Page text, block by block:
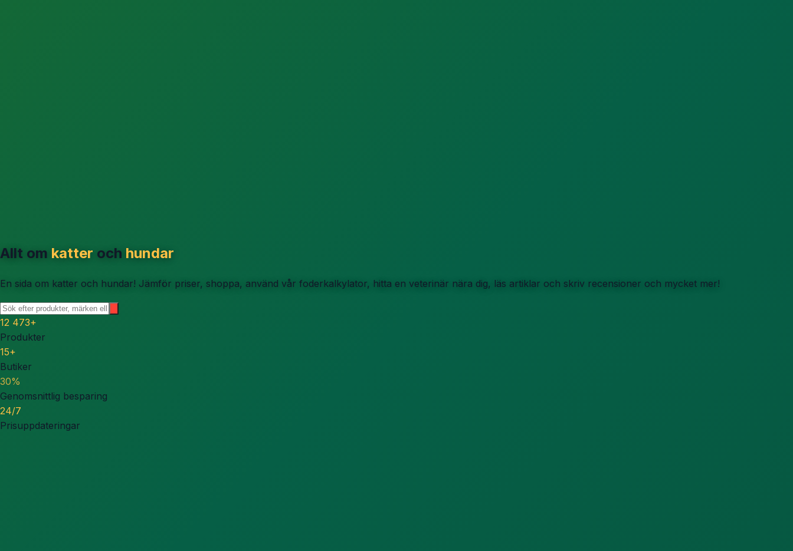
Allt om katter och hundar
En sida om katter och hundar! Jämför priser, shoppa, använd vår foderkalkylator, hitta en veterinär nära dig, läs artiklar och skriv recensioner och mycket mer!
12 473+
Produkter
15+
Butiker
30%
Genomsnittlig besparing
24/7
Prisuppdateringar